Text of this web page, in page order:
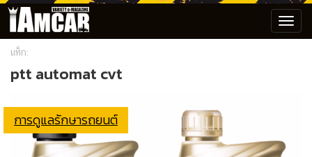
แท็ก:
ptt automat cvt
การดูแลรักษารถยนต์